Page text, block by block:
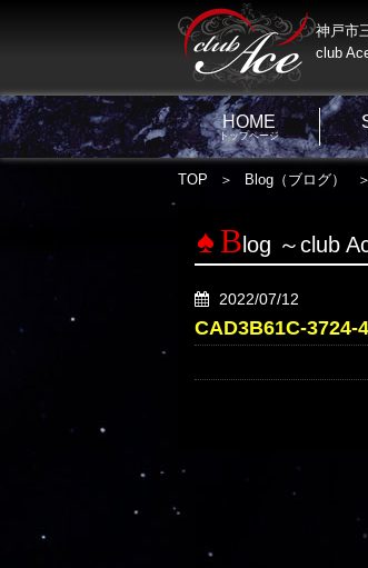
神戸市
club
HOME
トップページ
TOP Blog（ブログ）
B log ～club
2022/07/12
CAD3B61C-3724-